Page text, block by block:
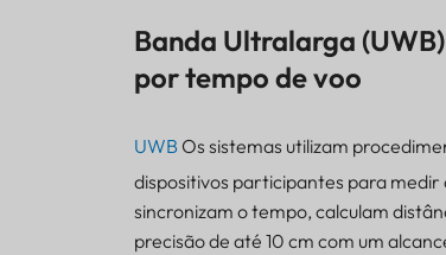
Banda Ultralarga
por tempo de voo
UWB Os sistemas utilizam
dispositivos participantes para medir
sincronizam o tempo, calculam
precisão de até 10 cm com um